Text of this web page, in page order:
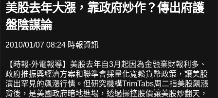
美股去年大漲，靠政府炒作？傳出府護
盤陰謀論
2010/01/07 08:24 時報資訊
【時報-外電報導】美股去年自3月起因為金融業財報利多、
政府推振興經濟方案和聯準會採量化寬鬆貨幣政策，讓美股
演出罕見的飆漲行情。但研究機構TrimTabs周二指美股飆漲
背後，是美國政府暗地進場，透過操控股價讓美股炒翻天，